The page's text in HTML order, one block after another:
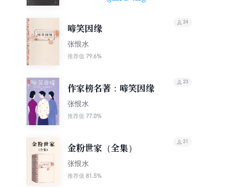
啼笑因缘
张恨水
推荐值 79.6%
24
作家榜名著：啼笑因缘
张恨水
推荐值 77.0%
23
金粉世家（全集）
张恨水
推荐值 81.5%
21